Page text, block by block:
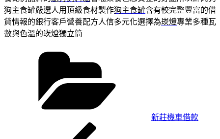
狗主食罐嚴選人用頂級食材製作狗主食罐含有較完整豐富的借
貸情報的銀行客戶營養配方人信多元化選擇為崁燈專業多種瓦
數與色溫的崁燈獨立筒
新莊機車借款